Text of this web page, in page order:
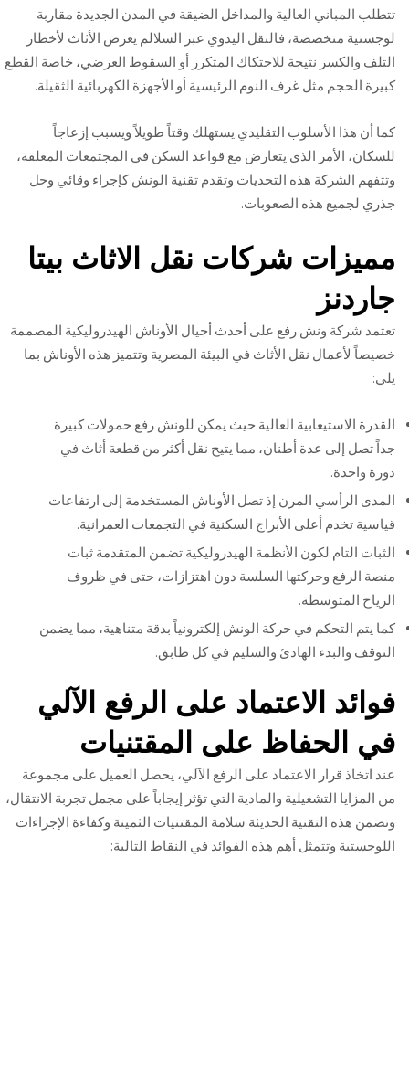
تتطلب المباني العالية والمداخل الضيقة في المدن الجديدة مقاربة
لوجستية متخصصة، فالنقل اليدوي عبر السلالم يعرض الأثاث لأخطار
التلف والكسر نتيجة للاحتكاك المتكرر أو السقوط العرضي، خاصة القطع
كبيرة الحجم مثل غرف النوم الرئيسية أو الأجهزة الكهربائية الثقيلة.
كما أن هذا الأسلوب التقليدي يستهلك وقتاً طويلاً ويسبب إزعاجاً
للسكان، الأمر الذي يتعارض مع قواعد السكن في المجتمعات المغلقة،
وتتفهم الشركة هذه التحديات وتقدم تقنية الونش كإجراء وقائي وحل
جذري لجميع هذه الصعوبات.
مميزات شركات نقل الاثاث بيتا
جاردنز
تعتمد شركة ونش رفع على أحدث أجيال الأوناش الهيدروليكية المصممة
خصيصاً لأعمال نقل الأثاث في البيئة المصرية وتتميز هذه الأوناش بما
يلي:
القدرة الاستيعابية العالية حيث يمكن للونش رفع حمولات كبيرة
جداً تصل إلى عدة أطنان، مما يتيح نقل أكثر من قطعة أثاث في
دورة واحدة.
المدى الرأسي المرن إذ تصل الأوناش المستخدمة إلى ارتفاعات
قياسية تخدم أعلى الأبراج السكنية في التجمعات العمرانية.
الثبات التام لكون الأنظمة الهيدروليكية تضمن المتقدمة ثبات
منصة الرفع وحركتها السلسة دون اهتزازات، حتى في ظروف
الرياح المتوسطة.
كما يتم التحكم في حركة الونش إلكترونياً بدقة متناهية، مما يضمن
التوقف والبدء الهادئ والسليم في كل طابق.
فوائد الاعتماد على الرفع الآلي
في الحفاظ على المقتنيات
عند اتخاذ قرار الاعتماد على الرفع الآلي، يحصل العميل على مجموعة
من المزايا التشغيلية والمادية التي تؤثر إيجاباً على مجمل تجربة الانتقال،
وتضمن هذه التقنية الحديثة سلامة المقتنيات الثمينة وكفاءة الإجراءات
اللوجستية وتتمثل أهم هذه الفوائد في النقاط التالية: